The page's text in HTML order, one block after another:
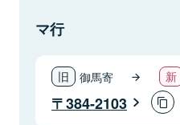
マ行
御馬寄
384-2103